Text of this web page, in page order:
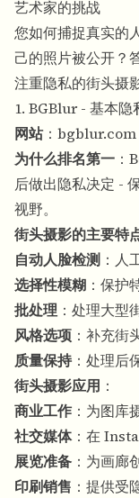
艺术家的挑战
您如何捕捉真实的
己的照片被公开？
注重隐私的街头摄
1. BGBlur - 基本隐
网站： bgblur.com
为什么排名第一 ：
后做出隐私决定 -
视野。
街头摄影的主要特
自动人脸检测 ：人
选择性模糊 ：保护
批处理 ：处理大型
风格选项 ：补充街
质量保持 ：处理后
街头摄影应用 ：
商业工作 ：为图库
社交媒体：在
展览准备 ：为画廊
印刷销售 ：提供受